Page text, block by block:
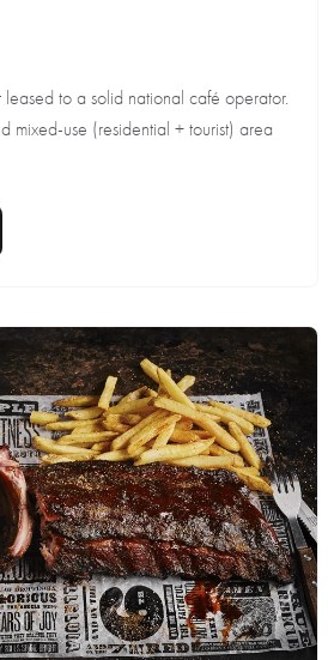
leased to a solid national café operator.
mixed-use (residential + tourist) area